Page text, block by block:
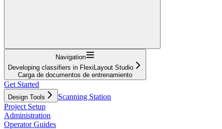
Navigation
Developing classifiers in FlexiLayout Studio
Carga de documentos de entrenamiento
Get Started
Design Tools
Scanning Station
Project Setup
Administration
Operator Guides